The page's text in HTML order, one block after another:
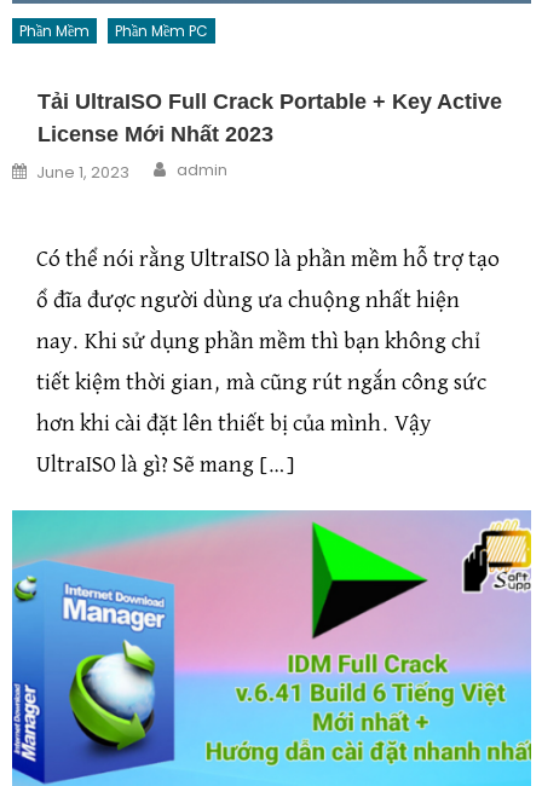
Phần Mềm Phần Mềm PC
Tải UltraISO Full Crack Portable + Key Active
License Mới Nhất 2023
Posted on
June 1, 2023 Author
admin
Có thể nói rằng UltraISO là phần mềm hỗ trợ tạo
ổ đĩa được người dùng ưa chuộng nhất hiện
nay. Khi sử dụng phần mềm thì bạn không chỉ
tiết kiệm thời gian, mà cũng rút ngắn công sức
hơn khi cài đặt lên thiết bị của mình. Vậy
UltraISO là gì? Sẽ mang […]